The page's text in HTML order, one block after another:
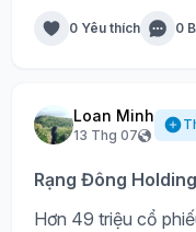
0 Yêu thích 0
Loan Minh
13 Thg 07
Rạng Đông
Hơn 49 triệu cổ